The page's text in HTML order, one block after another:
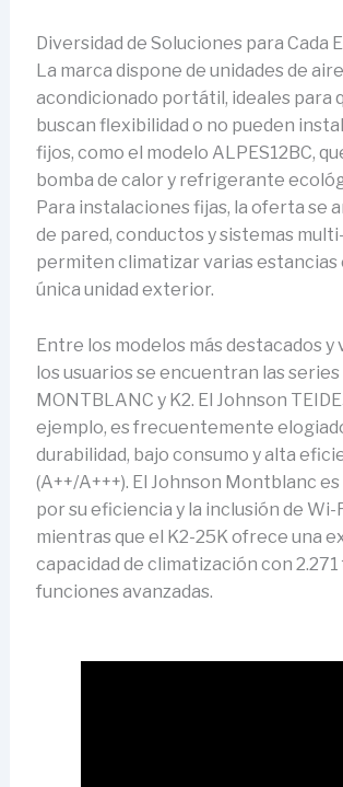
Diversidad de Soluciones para Cada
La marca dispone de unidades de aire
acondicionado portátil, ideales para
buscan flexibilidad o no pueden
fijos, como el modelo ALPES12BC,
bomba de calor y refrigerante
Para instalaciones fijas, la oferta se
de pared, conductos y sistemas
permiten climatizar varias estancias
única unidad exterior.
Entre los modelos más destacados y
los usuarios se encuentran las series
MONTBLANC y K2. El Johnson
ejemplo, es frecuentemente
durabilidad, bajo consumo y alta
(A++/A+++). El Johnson Montblanc
por su eficiencia y la inclusión de
mientras que el K2-25K ofrece una
capacidad de climatización con
funciones avanzadas.